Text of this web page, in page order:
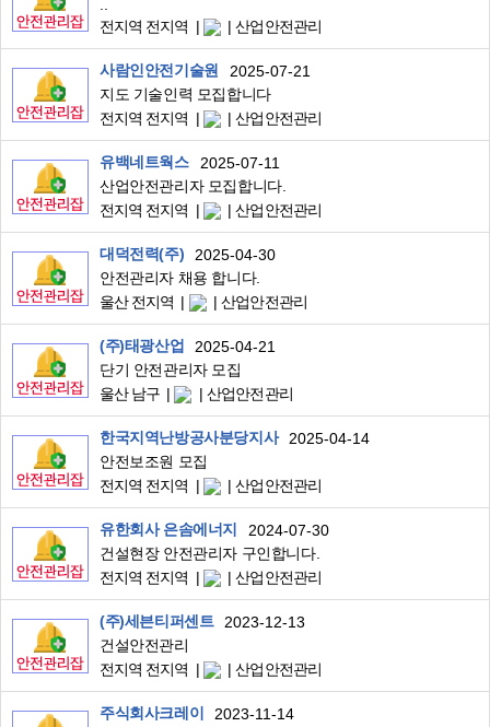
전지역 전지역
산업안전관리
사람인안전기술원
2025-07-21
지도 기술인력 모집합니다
전지역 전지역
산업안전관리
유백네트웍스
2025-07-11
산업안전관리자 모집합니다.
전지역 전지역
산업안전관리
대덕전력(주)
2025-04-30
안전관리자 채용 합니다.
울산 전지역
산업안전관리
(주)태광산업
2025-04-21
단기 안전관리자 모집
울산 남구
산업안전관리
한국지역난방공사분당지사
2025-04-14
안전보조원 모집
전지역 전지역
산업안전관리
유한회사 은솜에너지
2024-07-30
건설현장 안전관리자 구인합니다.
전지역 전지역
산업안전관리
(주)세븐티퍼센트
2023-12-13
건설안전관리
전지역 전지역
산업안전관리
주식회사크레이
2023-11-14